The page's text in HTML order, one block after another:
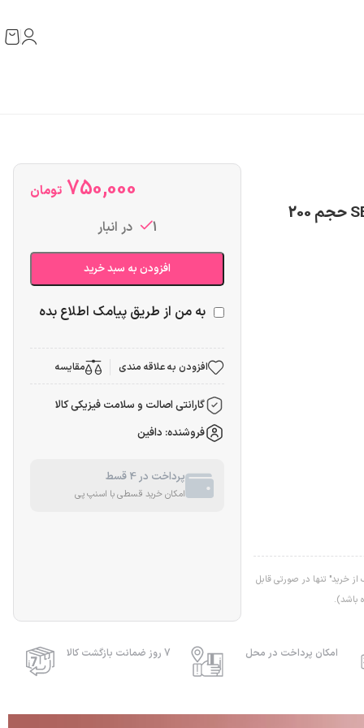
اسپری بدن مردانه جانوین مدل SENATOR SILVER حجم 200
خرید" تنها در صورتی قابل
باشد).
750,000 تومان
1 در انبار
افزودن به سبد خرید
به من از طریق پیامک اطلاع بده
افزودن به علاقه مندی مقایسه
گارانتی اصالت و سلامت فیزیکی کالا
فروشنده: دافین
پرداخت در 4 قسط
امکان خرید قسطی با اسنپ پی
امکان پرداخت در محل 7 روز ضمانت بازگشت کالا